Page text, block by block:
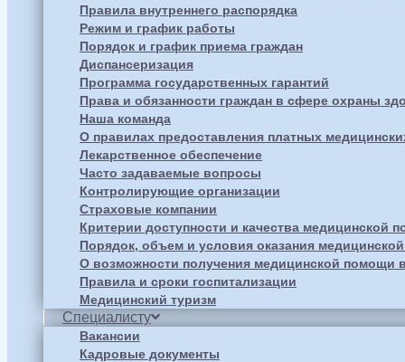
Правила внутреннего распорядка
Режим и график работы
Порядок и график приема граждан
Диспансеризация
Программа государственных гарантий
Права и обязанности граждан в сфере охраны
Наша команда
О правилах предоставления платных
Лекарственное обеспечение
Часто задаваемые вопросы
Контролирующие организации
Страховые компании
Критерии доступности и качества медицинской
Порядок, объем и условия оказания
О возможности получения медицинской помощи
Правила и сроки госпитализации
Медицинский туризм
Специалисту
Вакансии
Кадровые документы